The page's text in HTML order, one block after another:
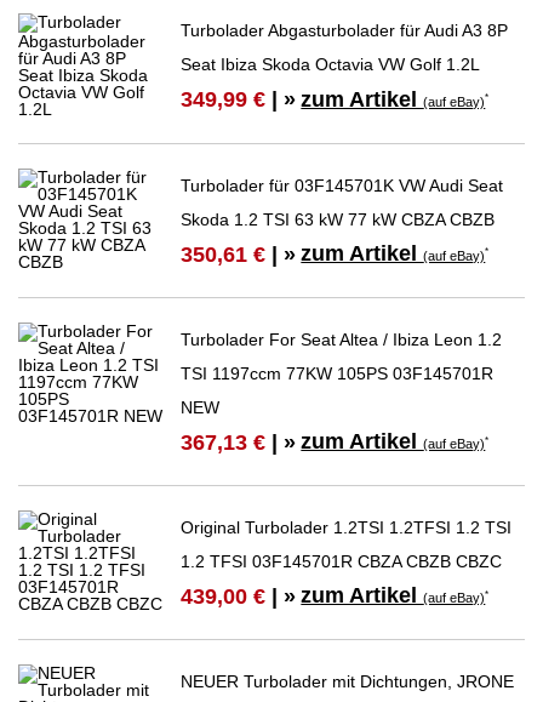
Turbolader Abgasturbolader für Audi A3 8P
Seat Ibiza Skoda Octavia VW Golf 1.2L
349,99 € | » zum Artikel(auf eBay)*
Turbolader für 03F145701K VW Audi Seat
Skoda 1.2 TSI 63 kW 77 kW CBZA CBZB
350,61 € | » zum Artikel(auf eBay)*
Turbolader For Seat Altea / Ibiza Leon 1.2
TSI 1197ccm 77KW 105PS 03F145701R
NEW
367,13 € | » zum Artikel(auf eBay)*
Original Turbolader 1.2TSI 1.2TFSI 1.2 TSI
1.2 TFSI 03F145701R CBZA CBZB CBZC
439,00 € | » zum Artikel(auf eBay)*
NEUER Turbolader mit Dichtungen, JRONE